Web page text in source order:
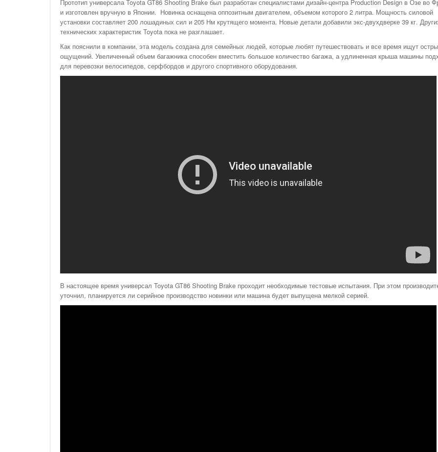
ТАКСИ РЯЗАНИ,
ОТЗЫВЫ
АЗС
Прототип универсала Toyota GT86 Shooting Brake был разработан специалистами дизайн-центра Production Design в Озе во
и изготовлен вручную в Японии. Новинка оснащена оппозитным двигателем, объемом которого 2 литра. Мощность силовой
установки составляет 200 лошадиных сил и 205 Нм крутящего момента. Новые детали добавили экс-двухдверке 39 кг.
технических характеристик Toyota пока не разглашает.
Как пояснили в компании, эта модель создана для семейных людей, которые любят путешествовать и все время ищут
ощущений. Увеличенный объем багажника способен вместить большое количество багажа, а удлиненная крыша машины
для перевозки велосипедов, серфбордов и другого спортивного оборудования.
В настоящее время универсал Toyota GT86 Shooting Brake проходит необходимые тестовые испытания. При этом
уточнил, планируется ли серийное производство новинки или машина будет выпущена мелкой серией.